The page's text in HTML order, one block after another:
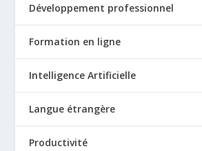
Développement professionnel
Formation en ligne
Intelligence Artificielle
Langue étrangère
Productivité